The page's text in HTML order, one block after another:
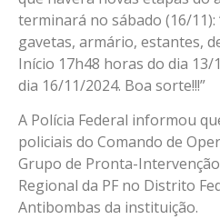
terminará no sábado (16/11):
gavetas, armário, estantes,
Início 17h48 horas do dia
dia 16/11/2024. Boa sorte!!!”
A Polícia Federal informou
policiais do Comando de
Grupo de Pronta-
Regional da PF no Distrito
Antibombas da instituição.